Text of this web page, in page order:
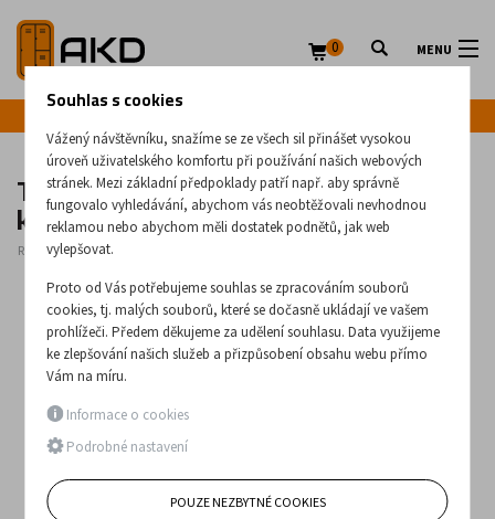
MENU
0
Třízásuvková dvouřadová kovová
kartotéka formátu A4 - Szk 202
Rozměry: 1000 x
Souhlas s cookies
Vážený návštěvníku, snažíme se ze všech sil přinášet vysokou
úroveň uživatelského komfortu při používání našich webových
stránek. Mezi základní předpoklady patří např. aby správně
fungovalo vyhledávání, abychom vás neobtěžovali nevhodnou
reklamou nebo abychom měli dostatek podnětů, jak web
vylepšovat.
Proto od Vás potřebujeme souhlas se zpracováním souborů
cookies, tj. malých souborů, které se dočasně ukládají ve vašem
prohlížeči. Předem děkujeme za udělení souhlasu. Data využijeme
ke zlepšování našich služeb a přizpůsobení obsahu webu přímo
Vám na míru.
Informace o cookies
Podrobné nastavení
POUZE NEZBYTNÉ COOKIES